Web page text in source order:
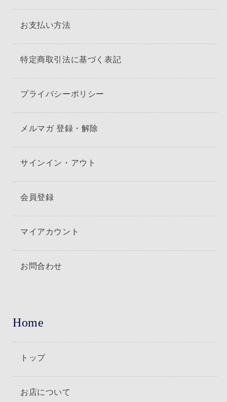
お支払い方法
特定商取引法に基づく表記
プライバシーポリシー
メルマガ 登録・解除
サインイン・アウト
会員登録
マイアカウント
お問合わせ
Home
トップ
お店について